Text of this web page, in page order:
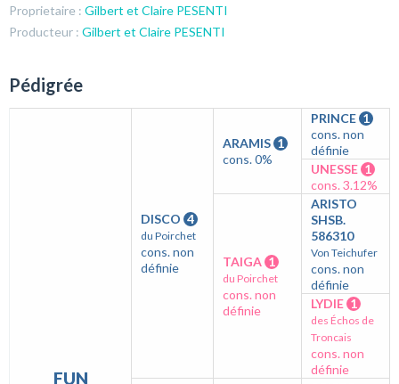
Proprietaire : Gilbert et Claire PESENTI
Producteur : Gilbert et Claire PESENTI
Pédigrée
FUN
DISCO 4
du Poirchet
cons. non
définie
ARAMIS 1
cons. 0%
PRINCE 1
cons. non
définie
UNESSE 1
cons. 3.12%
TAIGA 1
du Poirchet
cons. non
définie
ARISTO
SHSB.
586310
Von Teichufer
cons. non
définie
LYDIE 1
des Échos de
Troncais
cons. non
définie